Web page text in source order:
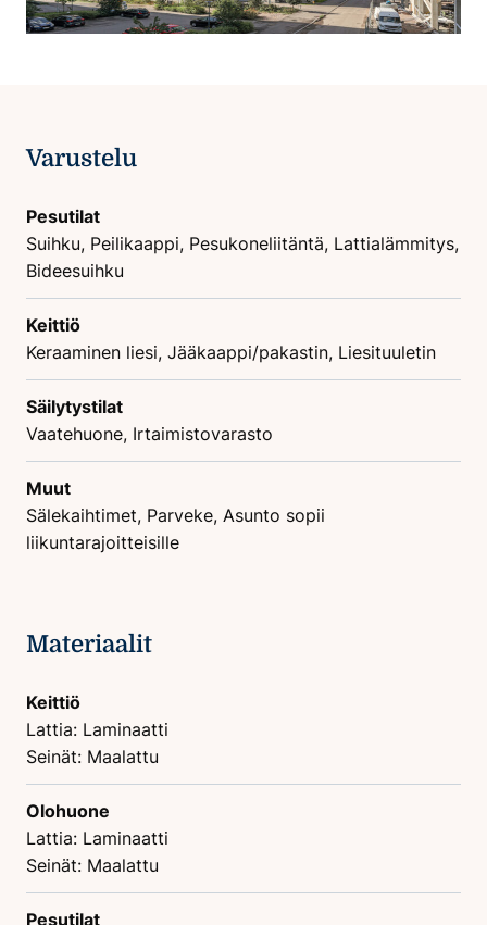
Varustelu
Pesutilat
Suihku, Peilikaappi, Pesukoneliitäntä, Lattialämmitys,
Bideesuihku
Keittiö
Keraaminen liesi, Jääkaappi/pakastin, Liesituuletin
Säilytystilat
Vaatehuone, Irtaimistovarasto
Muut
Sälekaihtimet, Parveke, Asunto sopii
liikuntarajoitteisille
Materiaalit
Keittiö
Lattia: Laminaatti
Seinät: Maalattu
Olohuone
Lattia: Laminaatti
Seinät: Maalattu
Pesutilat